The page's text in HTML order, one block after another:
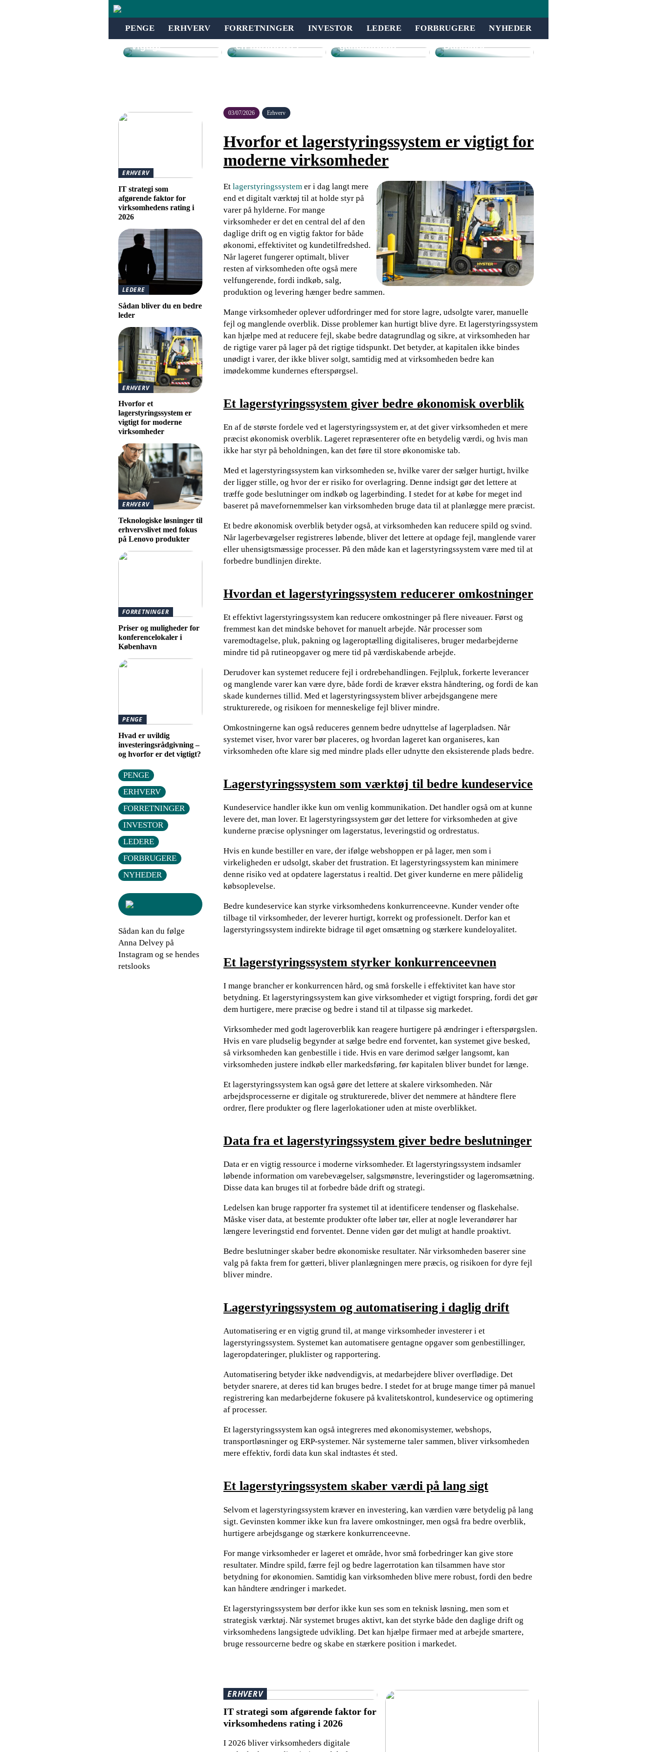
PENGE ERHVERV FORRETNINGER INVESTOR LEDERE FORBRUGERE NYHEDER
investeringsrådgi
vning – og
vigtigt?
Effektivitet og
en minigraver
at et eventbureau
står for din
gallamiddag
ed jeres
forretning med
Danmark
03/07/2026 Erhverv
Hvorfor et lagerstyringssystem er vigtigt for
moderne virksomheder
Et lagerstyringssystem er i dag langt mere
end et digitalt værktøj til at holde styr på
varer på hylderne. For mange
virksomheder er det en central del af den
daglige drift og en vigtig faktor for både
økonomi, effektivitet og kundetilfredshed.
Når lageret fungerer optimalt, bliver
resten af virksomheden ofte også mere
velfungerende, fordi indkøb, salg,
produktion og levering hænger bedre sammen.
Mange virksomheder oplever udfordringer med for store lagre, udsolgte varer, manuelle
fejl og manglende overblik. Disse problemer kan hurtigt blive dyre. Et lagerstyringssystem
kan hjælpe med at reducere fejl, skabe bedre datagrundlag og sikre, at virksomheden har
de rigtige varer på lager på det rigtige tidspunkt. Det betyder, at kapitalen ikke bindes
unødigt i varer, der ikke bliver solgt, samtidig med at virksomheden bedre kan
imødekomme kundernes efterspørgsel.
Et lagerstyringssystem giver bedre økonomisk overblik
En af de største fordele ved et lagerstyringssystem er, at det giver virksomheden et mere
præcist økonomisk overblik. Lageret repræsenterer ofte en betydelig værdi, og hvis man
ikke har styr på beholdningen, kan det føre til store økonomiske tab.
Med et lagerstyringssystem kan virksomheden se, hvilke varer der sælger hurtigt, hvilke
der ligger stille, og hvor der er risiko for overlagring. Denne indsigt gør det lettere at
træffe gode beslutninger om indkøb og lagerbinding. I stedet for at købe for meget ind
baseret på mavefornemmelser kan virksomheden bruge data til at planlægge mere præcist.
Et bedre økonomisk overblik betyder også, at virksomheden kan reducere spild og svind.
Når lagerbevægelser registreres løbende, bliver det lettere at opdage fejl, manglende varer
eller uhensigtsmæssige processer. På den måde kan et lagerstyringssystem være med til at
forbedre bundlinjen direkte.
Hvordan et lagerstyringssystem reducerer omkostninger
Et effektivt lagerstyringssystem kan reducere omkostninger på flere niveauer. Først og
fremmest kan det mindske behovet for manuelt arbejde. Når processer som
varemodtagelse, pluk, pakning og lageroptælling digitaliseres, bruger medarbejderne
mindre tid på rutineopgaver og mere tid på værdiskabende arbejde.
Derudover kan systemet reducere fejl i ordrebehandlingen. Fejlpluk, forkerte leverancer
og manglende varer kan være dyre, både fordi de kræver ekstra håndtering, og fordi de kan
skade kundernes tillid. Med et lagerstyringssystem bliver arbejdsgangene mere
strukturerede, og risikoen for menneskelige fejl bliver mindre.
Omkostningerne kan også reduceres gennem bedre udnyttelse af lagerpladsen. Når
systemet viser, hvor varer bør placeres, og hvordan lageret kan organiseres, kan
virksomheden ofte klare sig med mindre plads eller udnytte den eksisterende plads bedre.
Lagerstyringssystem som værktøj til bedre kundeservice
Kundeservice handler ikke kun om venlig kommunikation. Det handler også om at kunne
levere det, man lover. Et lagerstyringssystem gør det lettere for virksomheden at give
kunderne præcise oplysninger om lagerstatus, leveringstid og ordrestatus.
Hvis en kunde bestiller en vare, der ifølge webshoppen er på lager, men som i
virkeligheden er udsolgt, skaber det frustration. Et lagerstyringssystem kan minimere
denne risiko ved at opdatere lagerstatus i realtid. Det giver kunderne en mere pålidelig
købsoplevelse.
Bedre kundeservice kan styrke virksomhedens konkurrenceevne. Kunder vender ofte
tilbage til virksomheder, der leverer hurtigt, korrekt og professionelt. Derfor kan et
lagerstyringssystem indirekte bidrage til øget omsætning og stærkere kundeloyalitet.
Et lagerstyringssystem styrker konkurrenceevnen
I mange brancher er konkurrencen hård, og små forskelle i effektivitet kan have stor
betydning. Et lagerstyringssystem kan give virksomheder et vigtigt forspring, fordi det gør
dem hurtigere, mere præcise og bedre i stand til at tilpasse sig markedet.
Virksomheder med godt lageroverblik kan reagere hurtigere på ændringer i efterspørgslen.
Hvis en vare pludselig begynder at sælge bedre end forventet, kan systemet give besked,
så virksomheden kan genbestille i tide. Hvis en vare derimod sælger langsomt, kan
virksomheden justere indkøb eller markedsføring, før kapitalen bliver bundet for længe.
Et lagerstyringssystem kan også gøre det lettere at skalere virksomheden. Når
arbejdsprocesserne er digitale og strukturerede, bliver det nemmere at håndtere flere
ordrer, flere produkter og flere lagerlokationer uden at miste overblikket.
Data fra et lagerstyringssystem giver bedre beslutninger
Data er en vigtig ressource i moderne virksomheder. Et lagerstyringssystem indsamler
løbende information om varebevægelser, salgsmønstre, leveringstider og lageromsætning.
Disse data kan bruges til at forbedre både drift og strategi.
Ledelsen kan bruge rapporter fra systemet til at identificere tendenser og flaskehalse.
Måske viser data, at bestemte produkter ofte løber tør, eller at nogle leverandører har
længere leveringstid end forventet. Denne viden gør det muligt at handle proaktivt.
Bedre beslutninger skaber bedre økonomiske resultater. Når virksomheden baserer sine
valg på fakta frem for gætteri, bliver planlægningen mere præcis, og risikoen for dyre fejl
bliver mindre.
Lagerstyringssystem og automatisering i daglig drift
Automatisering er en vigtig grund til, at mange virksomheder investerer i et
lagerstyringssystem. Systemet kan automatisere gentagne opgaver som genbestillinger,
lageropdateringer, pluklister og rapportering.
Automatisering betyder ikke nødvendigvis, at medarbejdere bliver overflødige. Det
betyder snarere, at deres tid kan bruges bedre. I stedet for at bruge mange timer på manuel
registrering kan medarbejderne fokusere på kvalitetskontrol, kundeservice og optimering
af processer.
Et lagerstyringssystem kan også integreres med økonomisystemer, webshops,
transportløsninger og ERP-systemer. Når systemerne taler sammen, bliver virksomheden
mere effektiv, fordi data kun skal indtastes ét sted.
Et lagerstyringssystem skaber værdi på lang sigt
Selvom et lagerstyringssystem kræver en investering, kan værdien være betydelig på lang
sigt. Gevinsten kommer ikke kun fra lavere omkostninger, men også fra bedre overblik,
hurtigere arbejdsgange og stærkere konkurrenceevne.
For mange virksomheder er lageret et område, hvor små forbedringer kan give store
resultater. Mindre spild, færre fejl og bedre lagerrotation kan tilsammen have stor
betydning for økonomien. Samtidig kan virksomheden blive mere robust, fordi den bedre
kan håndtere ændringer i markedet.
Et lagerstyringssystem bør derfor ikke kun ses som en teknisk løsning, men som et
strategisk værktøj. Når systemet bruges aktivt, kan det styrke både den daglige drift og
virksomhedens langsigtede udvikling. Det kan hjælpe firmaer med at arbejde smartere,
bruge ressourcerne bedre og skabe en stærkere position i markedet.
ERHVERV
IT strategi som afgørende faktor for
virksomhedens rating i 2026
I 2026 bliver virksomheders digitale
ERHVERV
IT strategi som
afgørende faktor for
virksomhedens rating i
2026
LEDERE
Sådan bliver du en bedre
leder
ERHVERV
Hvorfor et
lagerstyringssystem er
vigtigt for moderne
virksomheder
ERHVERV
Teknologiske løsninger til
erhvervslivet med fokus
på Lenovo produkter
FORRETNINGER
Priser og muligheder for
konferencelokaler i
København
PENGE
Hvad er uvildig
investeringsrådgivning –
og hvorfor er det vigtigt?
PENGE
ERHVERV
FORRETNINGER
INVESTOR
LEDERE
FORBRUGERE
NYHEDER
Sådan kan du følge
Anna Delvey på
Instagram og se hendes
retslooks